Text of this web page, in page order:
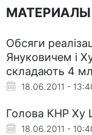
Обсяги
Януковичем і
складають 4
18.06.2011 -
Голова КНР Ху
18.06.2011 -